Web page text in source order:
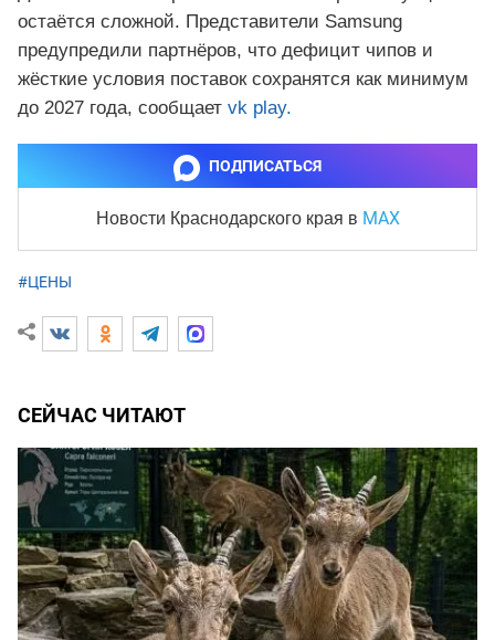
остаётся сложной. Представители Samsung
предупредили партнёров, что дефицит чипов и
жёсткие условия поставок сохранятся как минимум
до 2027 года, сообщает vk play.
ПОДПИСАТЬСЯ
Новости Краснодарского края в MAX
#ЦЕНЫ
СЕЙЧАС ЧИТАЮТ